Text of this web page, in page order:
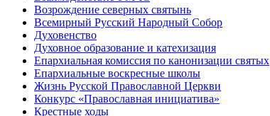
Возрождение северных святынь
Всемирный Русский Народный Собор
Духовенство
Духовное образование и катехизация
Епархиальная комиссия по канонизации святых
Епархиальные воскресные школы
Жизнь Русской Православной Церкви
Конкурс «Православная инициатива»
Крестные ходы